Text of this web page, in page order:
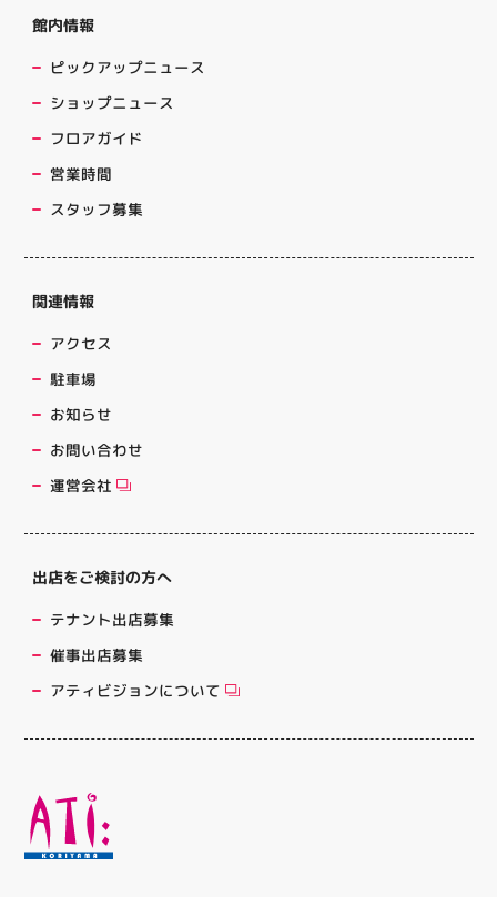
館内情報
ピックアップニュース
ショップニュース
フロアガイド
営業時間
スタッフ募集
関連情報
アクセス
駐車場
お知らせ
お問い合わせ
運営会社
出店をご検討の方へ
テナント出店募集
催事出店募集
アティビジョンについて